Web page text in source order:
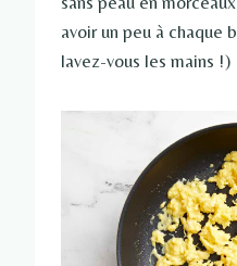
avoir un peu à chaque
lavez-vous les mains !)